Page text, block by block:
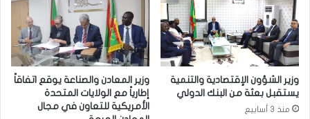
وزير الشؤون الإقتصادية والتنمية
يستقبل بعثة من البنك الدولي
منذ 3 أسابيع
وزير المعادن والصناعة يوقع اتفاقاً
إطارياً مع الولايات المتحدة
الأمريكية للتعاون في مجال